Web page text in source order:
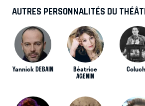
AUTRES PERSONNALITÉS DU
Yannick DEBAIN Béatrice
AGENIN